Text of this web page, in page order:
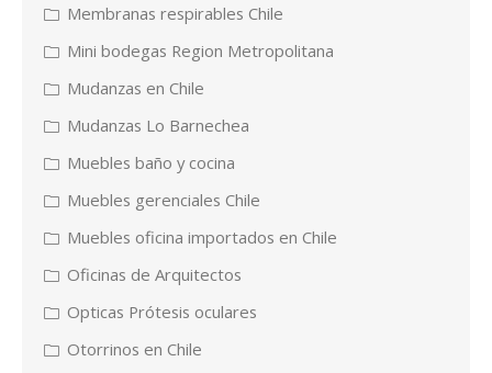
Membranas respirables Chile
Mini bodegas Region Metropolitana
Mudanzas en Chile
Mudanzas Lo Barnechea
Muebles baño y cocina
Muebles gerenciales Chile
Muebles oficina importados en Chile
Oficinas de Arquitectos
Opticas Prótesis oculares
Otorrinos en Chile